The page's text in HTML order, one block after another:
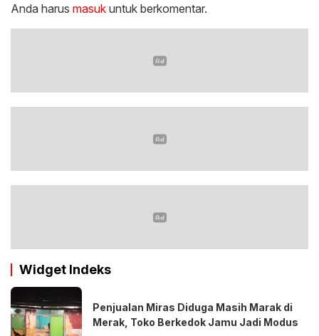
Anda harus masuk untuk berkomentar.
Widget Indeks
Penjualan Miras Diduga Masih Marak di
Merak, Toko Berkedok Jamu Jadi Modus